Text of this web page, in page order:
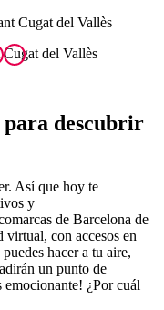
para descubrir
Así que hoy te
y
de Barcelona de
con accesos en
hacer a tu aire,
un punto de
emocionante! ¿Por cuál